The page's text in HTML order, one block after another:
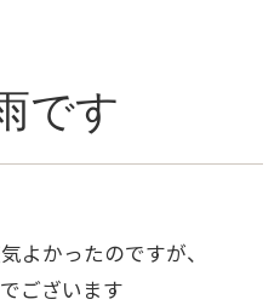
です
よかったのですが、
ございます